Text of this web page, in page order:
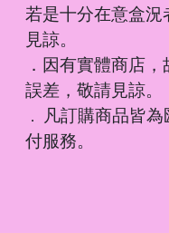
若是十分在意盒
見諒。
．因有實體商店
誤差，敬請見諒。
． 凡訂購商品皆
付服務。